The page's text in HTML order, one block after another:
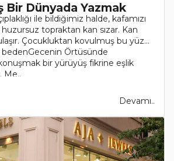
Bir Dünyada Yazmak
ile bildiğimiz halde, kafamızı
topraktan kan sızar. Kan
Çocukluktan kovulmuş bu yüz…
bedenGecenin Örtüsünde
bir yürüyüş fikrine eşlik
Me..
Devamı..